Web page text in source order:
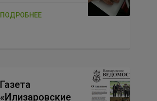
ПОДРОБНЕЕ
Газета
«Илизаровские